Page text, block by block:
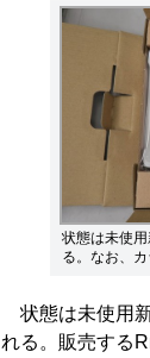
状態は未使
る。なお、
状態は未使用
れる。販売する